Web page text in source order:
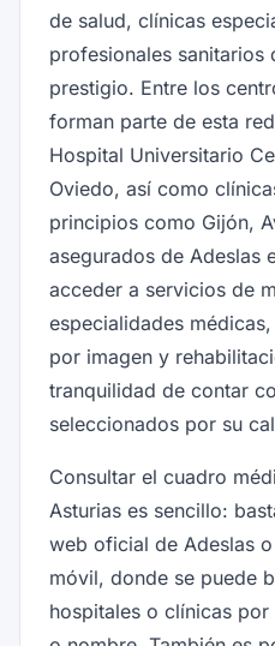
de salud, clínicas
profesionales sanitarios
prestigio. Entre los
forman parte de esta
Hospital Universitario
Oviedo, así como
principios como Gijón,
asegurados de Adeslas
acceder a servicios de
especialidades
por imagen y
tranquilidad de contar
seleccionados por su
Consultar el cuadro
Asturias es sencillo:
web oficial de Adeslas
móvil, donde se puede
hospitales o clínicas